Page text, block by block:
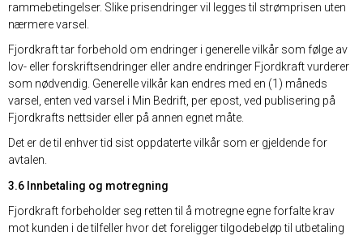
rammebetingelser. Slike prisendringer vil legges til strømprisen uten
nærmere varsel.
Fjordkraft tar forbehold om endringer i generelle vilkår som følge av
lov- eller forskriftsendringer eller andre endringer Fjordkraft vurderer
som nødvendig. Generelle vilkår kan endres med en (1) måneds
varsel, enten ved varsel i Min Bedrift, per epost, ved publisering på
Fjordkrafts nettsider eller på annen egnet måte.
Det er de til enhver tid sist oppdaterte vilkår som er gjeldende for
avtalen.
3.6 Innbetaling og motregning
Fjordkraft forbeholder seg retten til å motregne egne forfalte krav
mot kunden i de tilfeller hvor det foreligger tilgodebeløp til utbetaling